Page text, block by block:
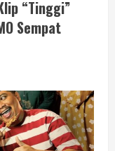
“Tinggi”
Sempat